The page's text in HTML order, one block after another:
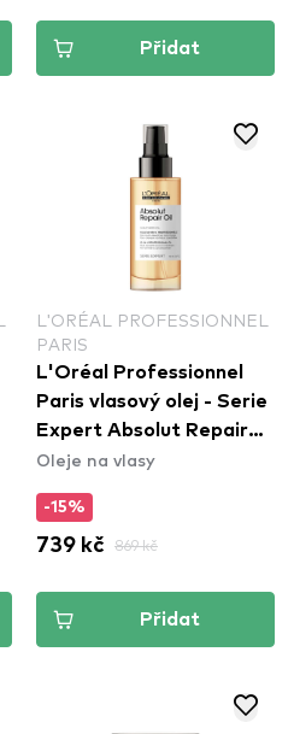
Přidat
L'ORÉAL PROFESSIONNEL
PARIS
L'Oréal Professionnel
Paris vlasový olej - Serie
Expert Absolut Repair
Oil
Oleje na vlasy
-15%
739 kč 869 kč
Přidat